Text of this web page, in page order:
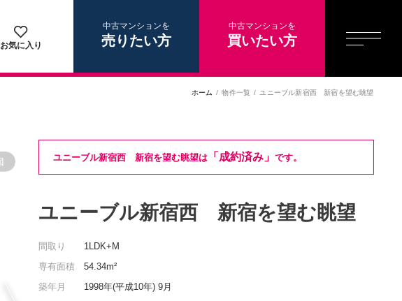
お気に入り
中古マンションを
売りたい方
中古マンションを
買いたい方
ホーム 物件一覧 ユニーブル新宿西 新宿を望む眺望
ユニーブル新宿西 新宿を望む眺望は「成約済み」 です。
ユニーブル新宿西 新宿を望む眺望
間取り
1LDK+M
専有面積
54.34m²
築年月
1998年(平成10年) 9月